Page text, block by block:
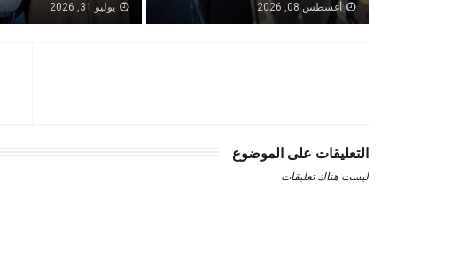
أغسطس 08, 2026 يوليو 31, 2026
التعليقات على الموضوع
ليست هناك تعليقات